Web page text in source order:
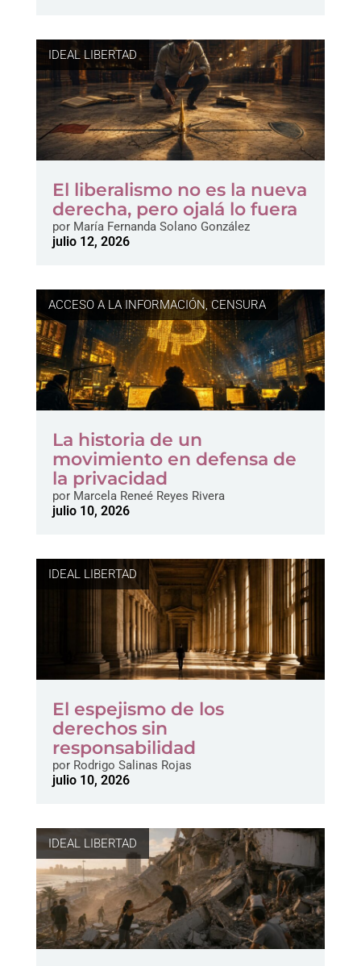
IDEAL LIBERTAD
El liberalismo no es la nueva
derecha, pero ojalá lo fuera
porMaría Fernanda Solano González
julio 12, 2026
ACCESO A LA INFORMACIÓN,CENSURA
La historia de un
movimiento en defensa de
la privacidad
porMarcela Reneé Reyes Rivera
julio 10, 2026
IDEAL LIBERTAD
El espejismo de los
derechos sin
responsabilidad
porRodrigo Salinas Rojas
julio 10, 2026
IDEAL LIBERTAD